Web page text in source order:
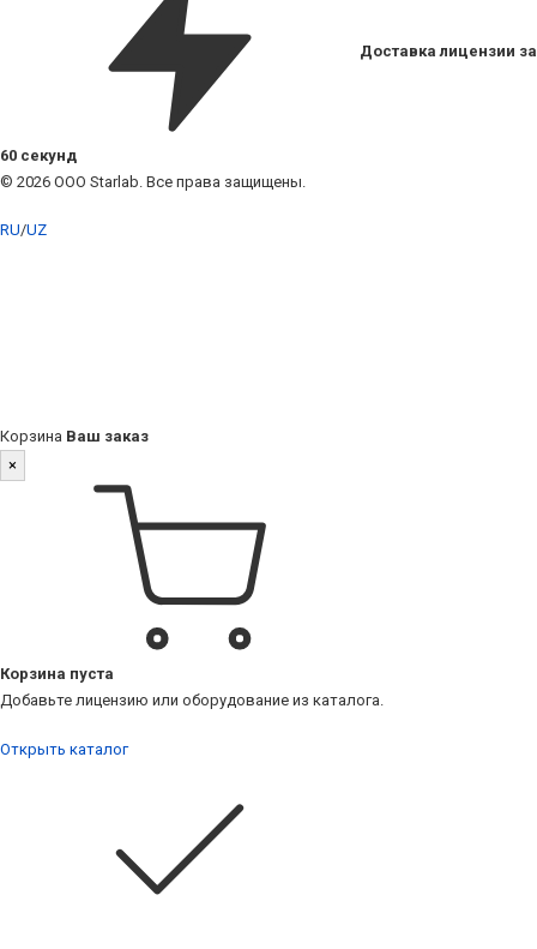
Доставка лицензии за
60 секунд
© 2026 ООО Starlab. Все права защищены.
RU/UZ
Корзина Ваш заказ
×
Корзина пуста
Добавьте лицензию или оборудование из каталога.
Открыть каталог